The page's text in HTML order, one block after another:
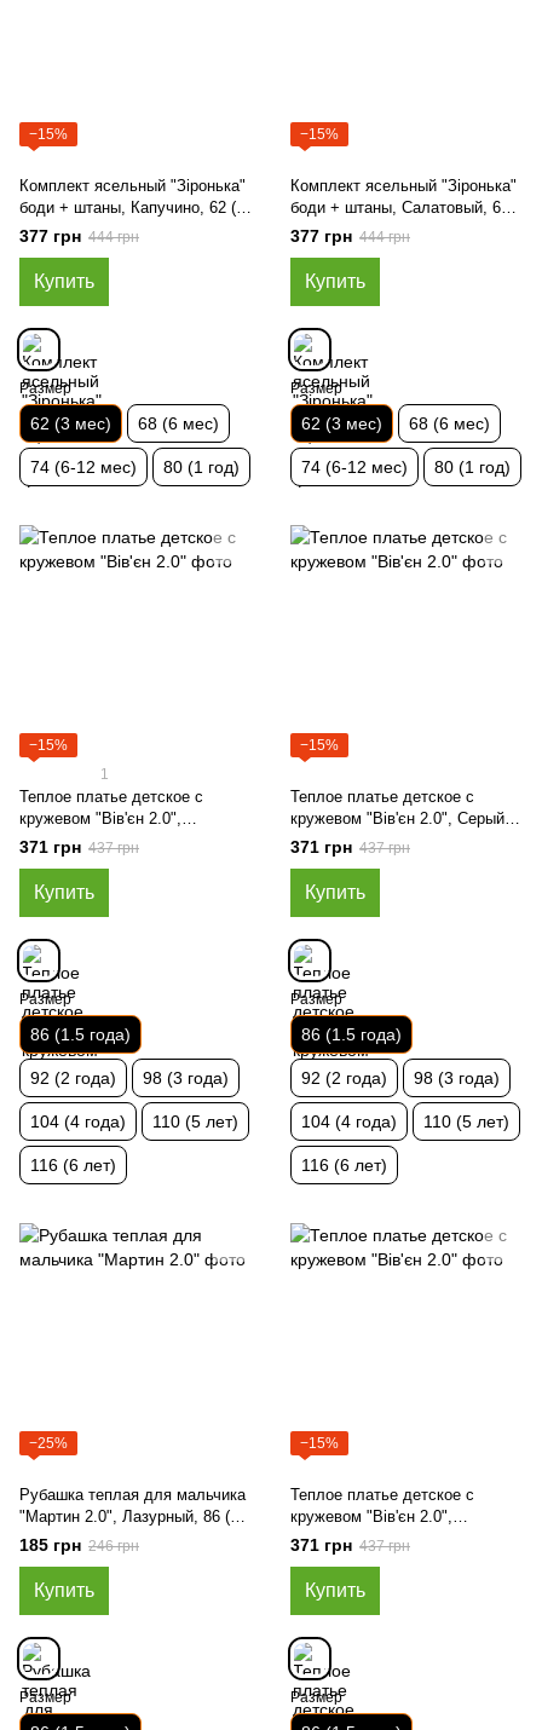
−15%
Комплект ясельный "Зіронька"
боди + штаны, Капучино, 62 (3
мес)
377 грн 444 грн
Купить
Размер
62 (3 мес) 68 (6 мес)
74 (6-12 мес) 80 (1 год)
−15%
Комплект ясельный "Зіронька"
боди + штаны, Салатовый, 62
(3 мес)
377 грн 444 грн
Купить
Размер
62 (3 мес) 68 (6 мес)
74 (6-12 мес) 80 (1 год)
−15%
1
Теплое платье детское с
кружевом "Вів'єн 2.0",
Зелёный, 86 (1.5 года)
371 грн 437 грн
Купить
Размер
86 (1.5 года)
92 (2 года) 98 (3 года)
104 (4 года) 110 (5 лет)
116 (6 лет)
−15%
Теплое платье детское с
кружевом "Вів'єн 2.0", Серый,
86 (1.5 года)
371 грн 437 грн
Купить
Размер
86 (1.5 года)
92 (2 года) 98 (3 года)
104 (4 года) 110 (5 лет)
116 (6 лет)
−25%
Рубашка теплая для мальчика
"Мартин 2.0", Лазурный, 86 (1.5
года)
185 грн 246 грн
Купить
Размер
−15%
Теплое платье детское с
кружевом "Вів'єн 2.0",
Лазурный, 86 (1.5 года)
371 грн 437 грн
Купить
Размер